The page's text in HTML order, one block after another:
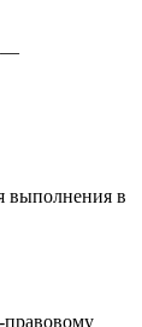
—
выполнения в
правовому